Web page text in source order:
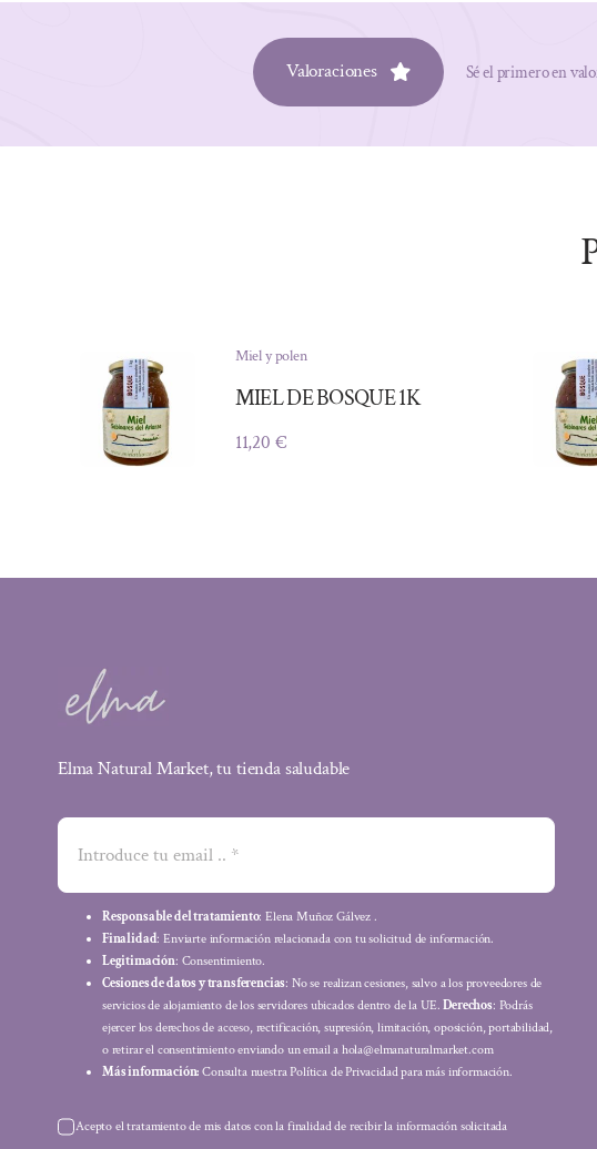
Valoraciones Sé el primero en
Miel y polen
MIEL DE BOSQUE 1K
11,20 €
Elma Natural Market, tu tienda saludable
Responsable del tratamiento: Elena Muñoz Gálvez .
Finalidad: Enviarte información relacionada con tu solicitud de información.
Legitimación: Consentimiento.
Cesiones de datos y transferencias: No se realizan cesiones, salvo a los proveedores de
servicios de alojamiento de los servidores ubicados dentro de la UE.Derechos: Podrás
ejercer los derechos de acceso, rectificación, supresión, limitación, oposición, portabilidad,
o retirar el consentimiento enviando un email a hola@elmanaturalmarket.com
Más información: Consulta nuestra Política de Privacidad para más información.
Acepto el tratamiento de mis datos con la finalidad de recibir la información solicitada